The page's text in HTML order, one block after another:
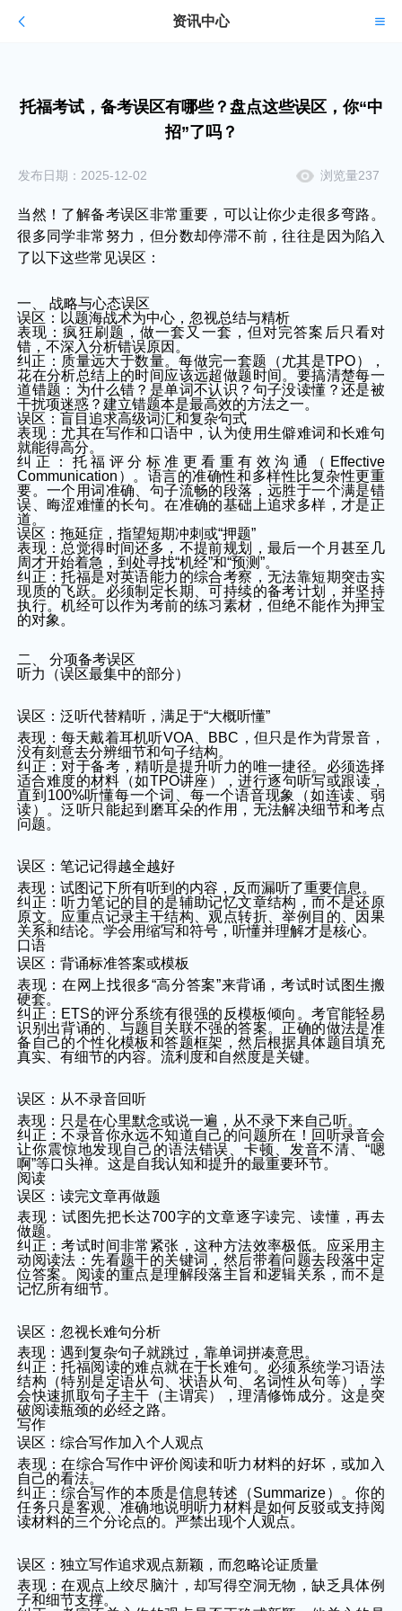
资讯中心
托福考试，备考误区有哪些？盘点这些误区，你“中
招”了吗？
发布日期：2025-12-02 浏览量237
当然！了解备考误区非常重要，可以让你少走很多弯路。
很多同学非常努力，但分数却停滞不前，往往是因为陷入
了以下这些常见误区：
一、 战略与心态误区
误区：以题海战术为中心，忽视总结与精析
表现：疯狂刷题，做一套又一套，但对完答案后只看对
错，不深入分析错误原因。
纠正：质量远大于数量。每做完一套题（尤其是TPO），
花在分析总结上的时间应该远超做题时间。要搞清楚每一
道错题：为什么错？是单词不认识？句子没读懂？还是被
干扰项迷惑？建立错题本是最高效的方法之一。
误区：盲目追求高级词汇和复杂句式
表现：尤其在写作和口语中，认为使用生僻难词和长难句
就能得高分。
纠正：托福评分标准更看重有效沟通（Effective
Communication）。语言的准确性和多样性比复杂性更重
要。一个用词准确、句子流畅的段落，远胜于一个满是错
误、晦涩难懂的长句。在准确的基础上追求多样，才是正
道。
误区：拖延症，指望短期冲刺或“押题”
表现：总觉得时间还多，不提前规划，最后一个月甚至几
周才开始着急，到处寻找“机经”和“预测”。
纠正：托福是对英语能力的综合考察，无法靠短期突击实
现质的飞跃。必须制定长期、可持续的备考计划，并坚持
执行。机经可以作为考前的练习素材，但绝不能作为押宝
的对象。
二、 分项备考误区
听力（误区最集中的部分）
误区：泛听代替精听，满足于“大概听懂”
表现：每天戴着耳机听VOA、BBC，但只是作为背景音，
没有刻意去分辨细节和句子结构。
纠正：对于备考，精听是提升听力的唯一捷径。必须选择
适合难度的材料（如TPO讲座），进行逐句听写或跟读，
直到100%听懂每一个词、每一个语音现象（如连读、弱
读）。泛听只能起到磨耳朵的作用，无法解决细节和考点
问题。
误区：笔记记得越全越好
表现：试图记下所有听到的内容，反而漏听了重要信息。
纠正：听力笔记的目的是辅助记忆文章结构，而不是还原
原文。应重点记录主干结构、观点转折、举例目的、因果
关系和结论。学会用缩写和符号，听懂并理解才是核心。
口语
误区：背诵标准答案或模板
表现：在网上找很多“高分答案”来背诵，考试时试图生搬
硬套。
纠正：ETS的评分系统有很强的反模板倾向。考官能轻易
识别出背诵的、与题目关联不强的答案。正确的做法是准
备自己的个性化模板和答题框架，然后根据具体题目填充
真实、有细节的内容。流利度和自然度是关键。
误区：从不录音回听
表现：只是在心里默念或说一遍，从不录下来自己听。
纠正：不录音你永远不知道自己的问题所在！回听录音会
让你震惊地发现自己的语法错误、卡顿、发音不清、“嗯
啊”等口头禅。这是自我认知和提升的最重要环节。
阅读
误区：读完文章再做题
表现：试图先把长达700字的文章逐字读完、读懂，再去
做题。
纠正：考试时间非常紧张，这种方法效率极低。应采用主
动阅读法：先看题干的关键词，然后带着问题去段落中定
位答案。阅读的重点是理解段落主旨和逻辑关系，而不是
记忆所有细节。
误区：忽视长难句分析
表现：遇到复杂句子就跳过，靠单词拼凑意思。
纠正：托福阅读的难点就在于长难句。必须系统学习语法
结构（特别是定语从句、状语从句、名词性从句等），学
会快速抓取句子主干（主谓宾），理清修饰成分。这是突
破阅读瓶颈的必经之路。
写作
误区：综合写作加入个人观点
表现：在综合写作中评价阅读和听力材料的好坏，或加入
自己的看法。
纠正：综合写作的本质是信息转述（Summarize）。你的
任务只是客观、准确地说明听力材料是如何反驳或支持阅
读材料的三个分论点的。严禁出现个人观点。
误区：独立写作追求观点新颖，而忽略论证质量
表现：在观点上绞尽脑汁，却写得空洞无物，缺乏具体例
子和细节支撑。